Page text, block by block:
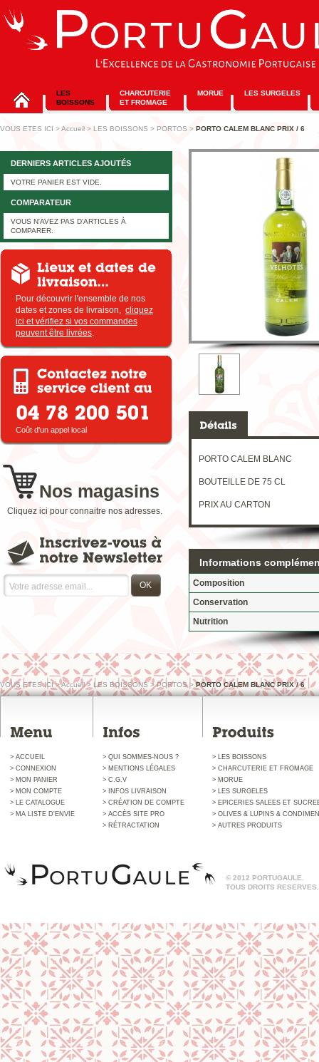
LES
BOISSONS
CHARCUTERIE
ET FROMAGE
MORUE LES SURGELES
VOUS ETES ICI >Accueil > LES BOISSONS > PORTOS > PORTO CALEM BLANC PRIX / 6
PORTO CALEM BLANC
BOUTEILLE DE 75 CL
PRIX AU CARTON
Informations
Composition
Conservation
Nutrition
DERNIERS ARTICLES AJOUTÉS
VOTRE PANIER EST VIDE.
COMPARATEUR
VOUS N'AVEZ PAS D'ARTICLES À
COMPARER.
Pour découvrir l'ensemble de nos
dates et zones de livraison, cliquez
ici et vérifiez si vos commandes
peuvent être livrées.
Coût d'un appel local
Nos magasins
Cliquez ici pour connaitre nos adresses.
OK
VOUS ETES ICI>Accueil > LES BOISSONS >PORTOS >PORTO CALEM BLANC PRIX / 6
> ACCUEIL
> CONNEXION
> MON PANIER
> MON COMPTE
> LE CATALOGUE
> MA LISTE D'ENVIE
> QUI SOMMES-NOUS ?
> MENTIONS LÉGALES
> C.G.V
> INFOS LIVRAISON
> CRÉATION DE COMPTE
> ACCÈS SITE PRO
> RÉTRACTATION
> LES BOISSONS
> CHARCUTERIE ET FROMAGE
> MORUE
> LES SURGELES
> EPICERIES SALEES ET
> OLIVES & LUPINS &
> AUTRES PRODUITS
© 2012 PORTUGAULE.
TOUS DROITS RESERVES.